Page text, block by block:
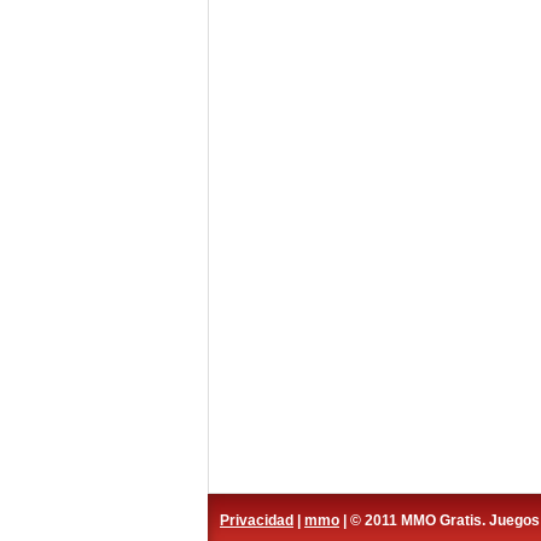
Privacidad mmo | © 2011 MMO Gratis.